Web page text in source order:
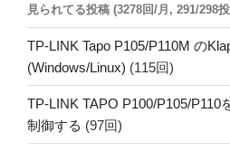
見られてる投稿 (3278回/月, 291/298
TP-LINK Tapo P105/P110M の
(Windows/Linux) (115回)
TP-LINK TAPO P100/P105/P110
制御する (97回)